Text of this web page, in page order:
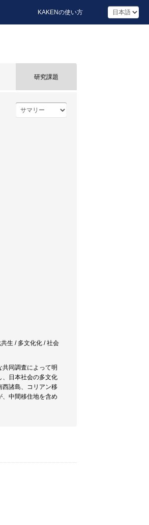
KAKENの使い方
研究課題
生 / 多文化化 / 社会
同調査によって明
、日本社会の多文化
西諸島、コリアン移
中間移住地を含め